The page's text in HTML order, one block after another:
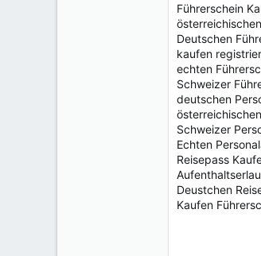
Führerschein
Deutschen
kaufen
echten
Schweizer
deutschen
Schweizer
Echten
Reisepass
Deustchen
Kaufen